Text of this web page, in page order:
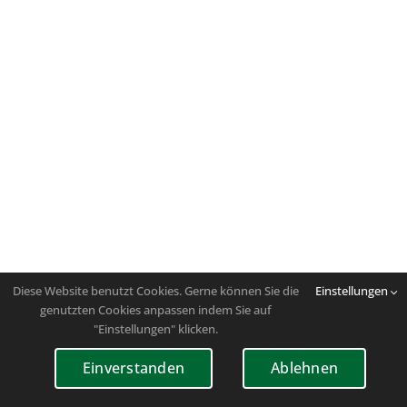
Diese Website benutzt Cookies. Gerne können Sie die
genutzten Cookies anpassen indem Sie auf
"Einstellungen" klicken.
Einstellungen
Einverstanden Ablehnen